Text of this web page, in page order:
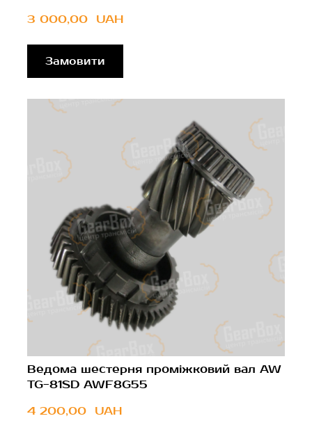
3 000,00  UAH
Замовити
Ведома шестерня проміжковий вал AW
TG-81SD AWF8G55
4 200,00  UAH